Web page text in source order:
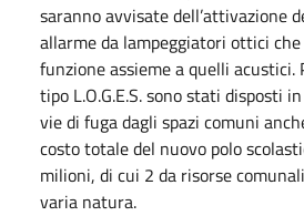
saranno avvisate dell’attivazione
allarme da lampeggiatori ottici
funzione assieme a quelli
tipo L.O.G.E.S. sono stati disposti
vie di fuga dagli spazi comuni
costo totale del nuovo polo
milioni, di cui 2 da risorse
varia natura.